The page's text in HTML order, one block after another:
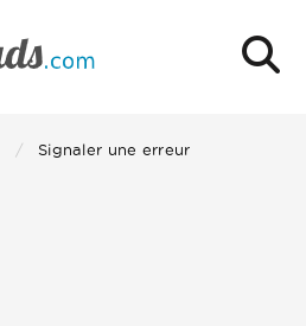
Signaler une erreur